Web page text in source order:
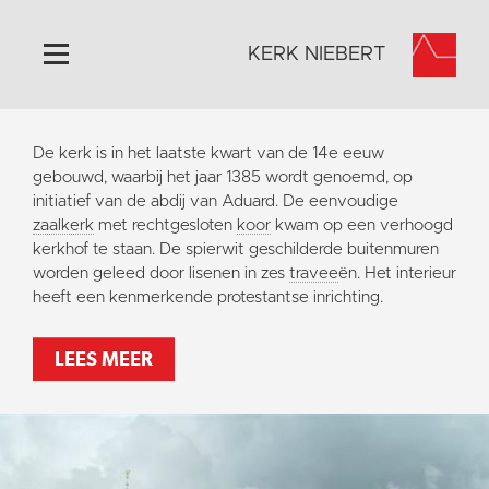
Home
Algemeen
Historie
Omgeving
Activiteiten
Contact
KERK NIEBERT
De kerk is in het laatste kwart van de 14e eeuw
gebouwd, waarbij het jaar 1385 wordt genoemd, op
initiatief van de abdij van Aduard. De eenvoudige
zaalkerk met rechtgesloten koor kwam op een verhoogd
kerkhof te staan. De spierwit geschilderde buitenmuren
worden geleed door lisenen in zes traveeën. Het interieur
heeft een kenmerkende protestantse inrichting.
LEES MEER